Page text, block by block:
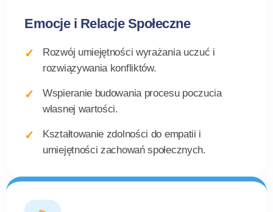
Emocje i Relacje Społeczne
Rozwój umiejętności wyrażania uczuć i
rozwiązywania konfliktów.
Wspieranie budowania procesu poczucia
własnej wartości.
Kształtowanie zdolności do empatii i
umiejętności zachowań społecznych.